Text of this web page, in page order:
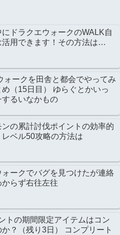
ドラクエウォークのWALK自
活用できます！その方法は…
ォークを田舎と都会でやってみ
（15日目） ゆらぐとかいっ
するいなかもの
ンの累計討伐ポイントの効率的
レベル50攻略の方法は
ォークでバグを見つけたが連絡
らず右往左往
トの期間限定アイテムはコン
？（残り3日） コンプリート